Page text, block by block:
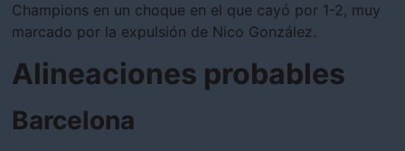
Champions en un choque en el que cayó por 1-2, muy
marcado por la expulsión de Nico González.
Alineaciones probables
Barcelona